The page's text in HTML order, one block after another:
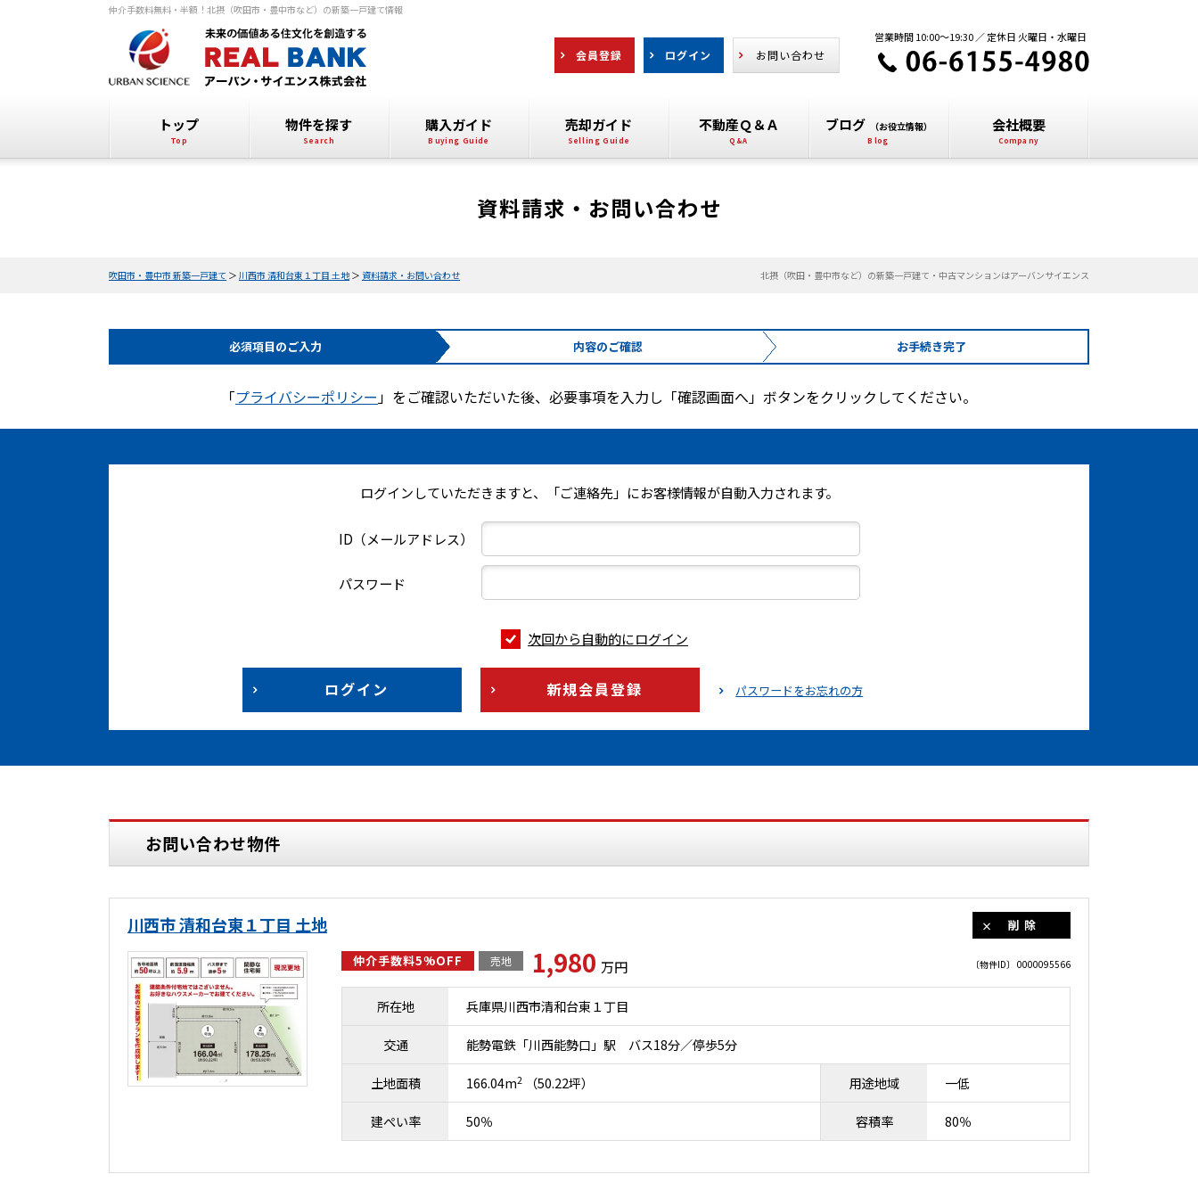
仲介手数料無料・半額！北摂（吹田市・豊中市など）の新築一戸建て情報
会員登録 ログイン お問い合わせ
営業時間 10:00～19:30 ／ 定休日 火曜日・水曜日
トップ 物件を探す 購入ガイド 売却ガイド 不動産Ｑ＆Ａ ブログ （お役立情報） 会社概要
資料請求・お問い合わせ
吹田市・豊中市 新築一戸建て ＞ 川西市 清和台東１丁目 土地＞ 資料請求・お問い合わせ 北摂（吹田・豊中市など）の新築一戸建て・中古マンションはアーバンサイエンス
必須項目のご入力 内容のご確認 お手続き完了
「プライバシーポリシー」をご確認いただいた後、必要事項を入力し「確認画面へ」ボタンをクリックしてください。
ログインしていただきますと、「ご連絡先」にお客様情報が自動入力されます。
ID（メールアドレス）
パスワード
次回から自動的にログイン
ログイン 新規会員登録 パスワードをお忘れの方
お問い合わせ物件
川西市 清和台東１丁目 土地 削除
〔物件ID〕 0000095566
仲介手数料5%OFF 売地 1,980 万円
所在地 兵庫県川西市清和台東１丁目
交通 能勢電鉄「川西能勢口」駅 バス18分／停歩5分
土地面積 166.04m2 （50.22坪） 用途地域 一低
建ぺい率 50％ 容積率 80％